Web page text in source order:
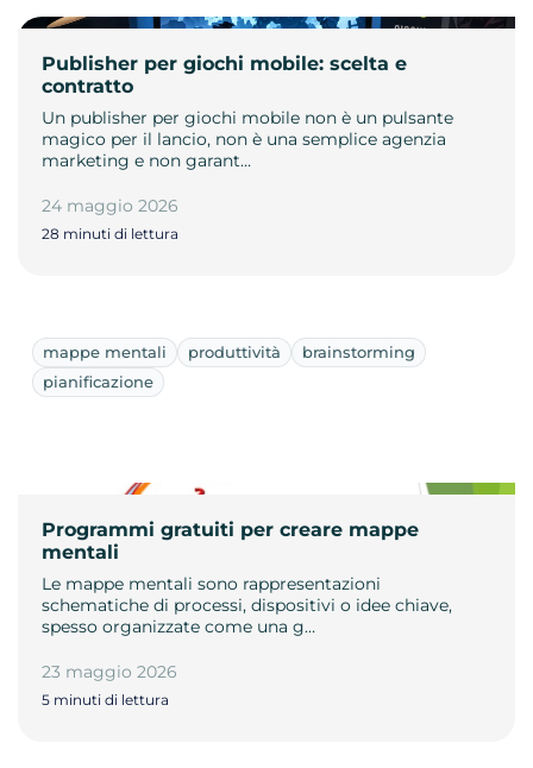
Publisher per giochi mobile: scelta e
contratto
Un publisher per giochi mobile non è un pulsante
magico per il lancio, non è una semplice agenzia
marketing e non garant…
24 maggio 2026
28 minuti di lettura
mappe mentali produttività
brainstorming
pianificazione
Programmi gratuiti per creare mappe
mentali
Le mappe mentali sono rappresentazioni
schematiche di processi, dispositivi o idee chiave,
spesso organizzate come una g…
23 maggio 2026
5 minuti di lettura